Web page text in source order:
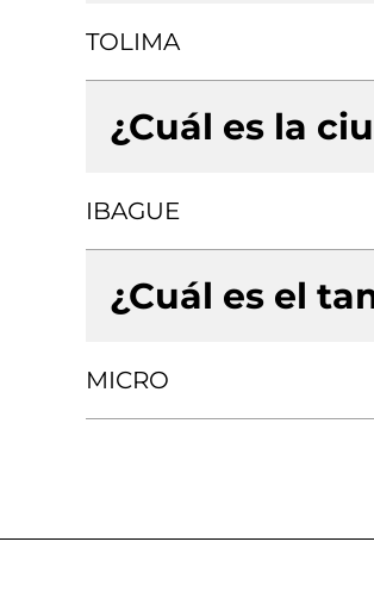
TOLIMA
¿Cuál es la
IBAGUE
¿Cuál es el
MICRO